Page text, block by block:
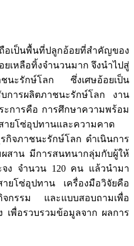
นพื้นที่ปลูกอ้อยที่สำคัญของ
เหลือทิ้งจำนวนมาก จึงนำไปสู่
ชนะรักษ์โลก ซึ่งเศษอ้อยเป็น
การผลิตภาชนะรักษ์โลก งาน
การคือ การศึกษาความพร้อม
ายโซ่อุปทานและความคาด
จภาชนะรักษ์โลก ดำเนินการ
ผสาน มีการสนทนากลุ่มกับผู้ให้
จง จำนวน 120 คน แล้วนำมา
ยโซ่อุปทาน เครื่องมือวิจัยคือ
จกรรม และแบบสอบถามเพื่อ
เพื่อรวบรวมข้อมูลจาก ผลการ